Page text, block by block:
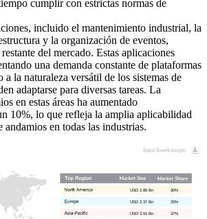
cumplir con estrictas normas de
incluido el mantenimiento industrial, la
y la organización de eventos,
del mercado. Estas aplicaciones
una demanda constante de plataformas
a la naturaleza versátil de los sistemas de
adaptarse para diversas tareas. La
en estas áreas ha aumentado
10%, lo que refleja la amplia aplicabilidad
andamios en todas las industrias.
37%
USD 3.51 Bn
25%
USD 2.37 Bn
30%
USD 2.85 Bn